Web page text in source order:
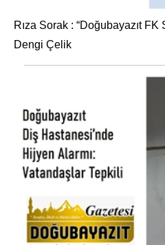
Rıza Sorak : “Doğubayazıt FK
Dengi Çelik